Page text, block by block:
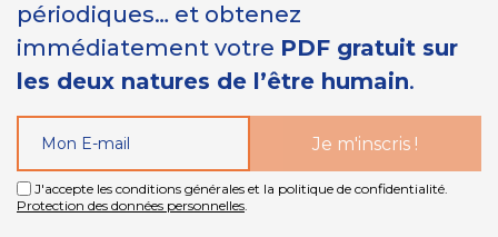
périodiques… et obtenez
immédiatement votre PDF gratuit sur
les deux natures de l’être humain.
J'accepte les conditions générales et la politique de confidentialité.
Protection des données personnelles.